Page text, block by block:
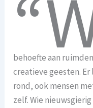
behoefte aan
creatieve geesten.
rond, ook mensen
zelf. Wie